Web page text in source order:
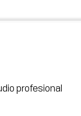
profesional